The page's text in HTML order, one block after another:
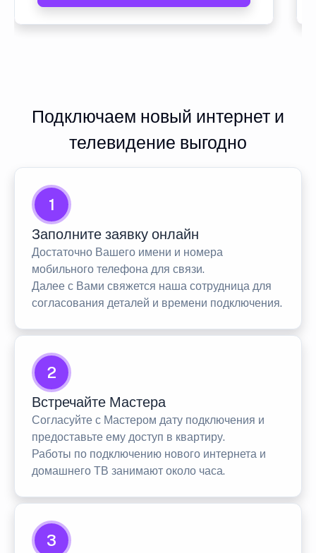
Подключаем новый интернет и
телевидение выгодно
1
Заполните заявку онлайн
Достаточно Вашего имени и номера
мобильного телефона для связи.
Далее с Вами свяжется наша сотрудница для
согласования деталей и времени подключения.
2
Встречайте Мастера
Согласуйте с Мастером дату подключения и
предоставьте ему доступ в квартиру.
Работы по подключению нового интернета и
домашнего ТВ занимают около часа.
3